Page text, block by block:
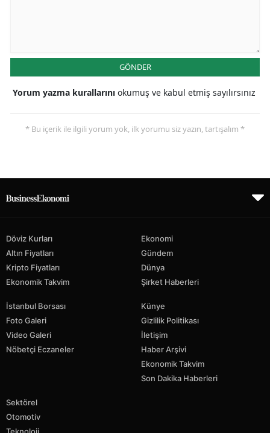
GÖNDER
Yorum yazma kurallarını okumuş ve kabul etmiş sayılırsınız
* Bu içerik ile ilgili yorum yok, ilk yorumu siz yazın, tartışalım *
Döviz Kurları
Altın Fiyatları
Kripto Fiyatları
Ekonomik Takvim
Ekonomi
Gündem
Dünya
Şirket Haberleri
İstanbul Borsası
Foto Galeri
Video Galeri
Nöbetçi Eczaneler
Künye
Gizlilik Politikası
İletişim
Haber Arşivi
Ekonomik Takvim
Son Dakika Haberleri
Sektörel
Otomotiv